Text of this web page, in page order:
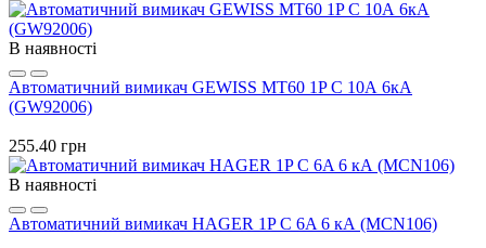
В наявності
Автоматичний вимикач GEWISS МТ60 1P C 10А 6кА
(GW92006)
255.40 грн
В наявності
Автоматичний вимикач HAGER 1P C 6A 6 кА (MCN106)